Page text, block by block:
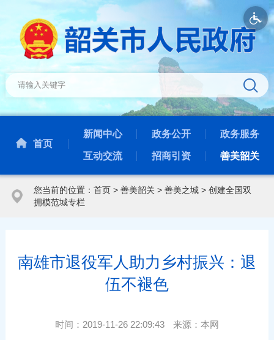
首页
新闻中心 政务公开 政务服务
互动交流 招商引资 善美韶关
您当前的位置： 首页> 善美韶关> 善美之城> 创建全国双
拥模范城专栏
南雄市退役军人助力乡村振兴：退
伍不褪色
时间： 2019-11-26 22:09:43 来源： 本网